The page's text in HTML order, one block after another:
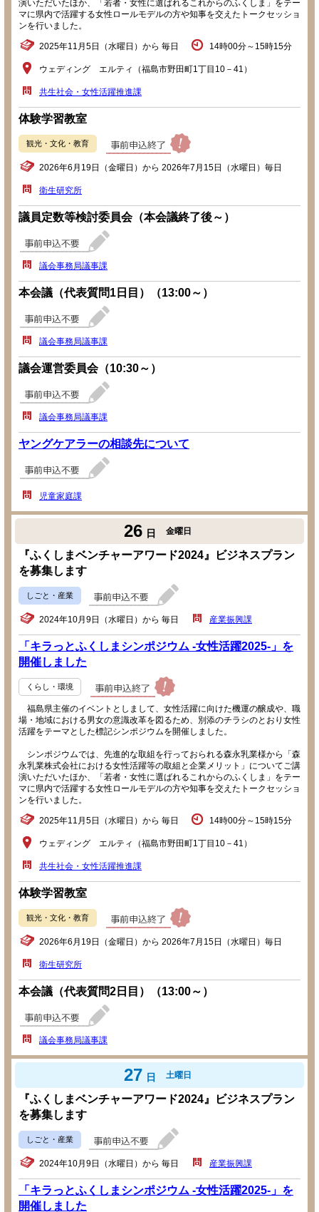
演いただいたほか、「若者・女性に選ばれるこれからのふくしま」をテー
マに県内で活躍する女性ロールモデルの方や知事を交えたトークセッショ
ンを行いました。
2025年11月5日（水曜日）から 毎日 14時00分～15時15分
ウェディング エルティ（福島市野田町1丁目10－41）
共生社会・女性活躍推進課
体験学習教室
観光・文化・教育
2026年6月19日（金曜日）から 2026年7月15日（水曜日）毎日
衛生研究所
議員定数等検討委員会（本会議終了後～）
議会事務局議事課
本会議（代表質問1日目）（13:00～）
議会事務局議事課
議会運営委員会（10:30～）
議会事務局議事課
ヤングケアラーの相談先について
児童家庭課
26 日 金曜日
『ふくしまベンチャーアワード2024』ビジネスプラン
を募集します
しごと・産業
2024年10月9日（水曜日）から 毎日 産業振興課
「キラっとふくしまシンポジウム -女性活躍2025-」を
開催しました
くらし・環境
福島県主催のイベントとしまして、女性活躍に向けた機運の醸成や、職
場・地域における男女の意識改革を図るため、別添のチラシのとおり女性
活躍をテーマとした標記シンポジウムを開催しました。
シンポジウムでは、先進的な取組を行っておられる森永乳業様から「森
永乳業株式会社における女性活躍等の取組と企業メリット」についてご講
演いただいたほか、「若者・女性に選ばれるこれからのふくしま」をテー
マに県内で活躍する女性ロールモデルの方や知事を交えたトークセッショ
ンを行いました。
2025年11月5日（水曜日）から 毎日 14時00分～15時15分
ウェディング エルティ（福島市野田町1丁目10－41）
共生社会・女性活躍推進課
体験学習教室
観光・文化・教育
2026年6月19日（金曜日）から 2026年7月15日（水曜日）毎日
衛生研究所
本会議（代表質問2日目）（13:00～）
議会事務局議事課
27 日 土曜日
『ふくしまベンチャーアワード2024』ビジネスプラン
を募集します
しごと・産業
2024年10月9日（水曜日）から 毎日 産業振興課
「キラっとふくしまシンポジウム -女性活躍2025-」を
開催しました